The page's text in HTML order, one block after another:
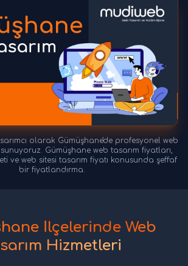
olarak Gümüşhane'de profesyonel web
Gümüşhane web tasarım fiyatları,
ve web sitesi tasarım fiyatı konusunda şeffaf
bir fiyatlandırma.
İlçelerinde Web
Hizmetleri